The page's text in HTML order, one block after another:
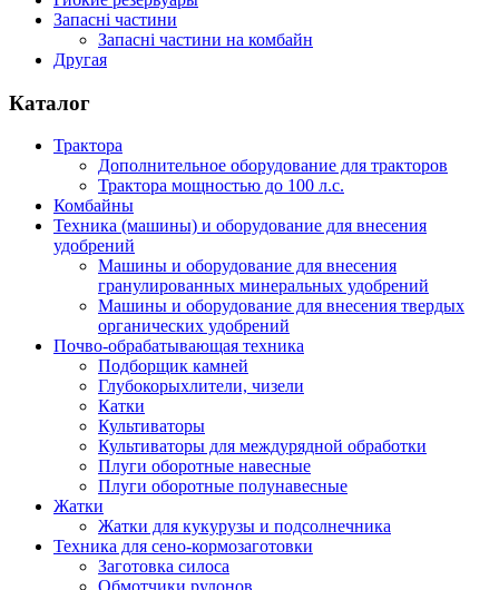
Запасні частини
Запасні частини на комбайн
Другая
Каталог
Трактора
Дополнительное оборудование для тракторов
Трактора мощностью до 100 л.с.
Комбайны
Техника (машины) и оборудование для внесения
удобрений
Машины и оборудование для внесения
гранулированных минеральных удобрений
Машины и оборудование для внесения твердых
органических удобрений
Почво-обрабатывающая техника
Подборщик камней
Глубокорыхлители, чизели
Катки
Культиваторы
Культиваторы для междурядной обработки
Плуги оборотные навесные
Плуги оборотные полунавесные
Жатки
Жатки для кукурузы и подсолнечника
Техника для сено-кормозаготовки
Заготовка силоса